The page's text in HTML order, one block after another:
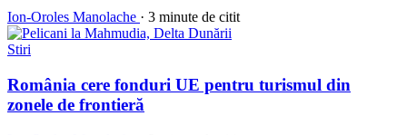
Ion-Oroles Manolache · 3 minute de citit
Stiri
România cere fonduri UE pentru turismul din
zonele de frontieră